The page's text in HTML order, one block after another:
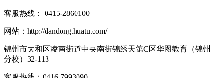
客服热线： 0415-2860100
网站： http://dandong.huatu.com/
锦州市太和区凌南街道中央南街锦绣天第C区华图教育（锦州
分校）32-113